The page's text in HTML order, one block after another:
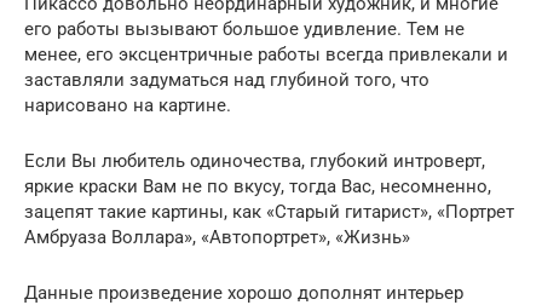
его работы вызывают большое удивление. Тем не
менее, его эксцентричные работы всегда привлекали и
заставляли задуматься над глубиной того, что
нарисовано на картине.
Если Вы любитель одиночества, глубокий интроверт,
яркие краски Вам не по вкусу, тогда Вас, несомненно,
зацепят такие картины, как «Старый гитарист», «Портрет
Амбруаза Воллара», «Автопортрет», «Жизнь»
Данные произведение хорошо дополнят интерьер